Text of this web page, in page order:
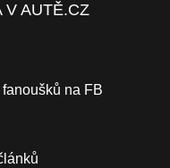
V AUTĚ.CZ
na FB